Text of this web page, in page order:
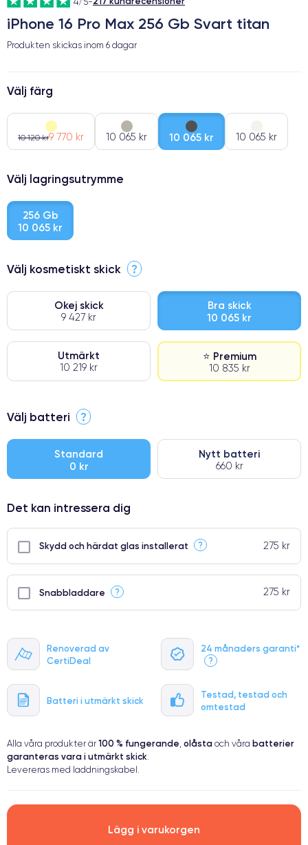
iPhone 16 Pro Max 256 Gb Svart titan
Produkten skickas inom 6 dagar
Renoverad av
CertiDeal
24 månaders garanti*
?
Batteri i utmärkt skick
Testad, testad och
omtestad
Välj färg
10 120 kr9 770 kr 10 065 kr 10 065 kr 10 065 kr
Välj lagringsutrymme
256 Gb
10 065 kr
Välj kosmetiskt skick ?
Okej skick
9 427 kr
Bra skick
10 065 kr
Utmärkt
10 219 kr
⭐ Premium
10 835 kr
⭐ Premium
● Oklanderlig kvalitetsskärm
● Endast 5% av våra telefoner har premiumklassning
Välj batteri ?
Standard
0 kr
Nytt batteri
660 kr
Det kan intressera dig
Skydd och härdat glas installerat ? 275 kr
Snabbladdare ? 275 kr
Alla våra produkter är 100 % fungerande, olåsta och våra batterier
garanteras vara i utmärkt skick.
Levereras med laddningskabel.
Lägg i varukorgen